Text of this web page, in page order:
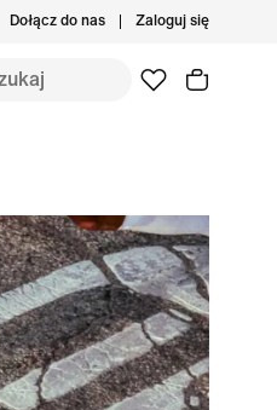
Dołącz do nas Zaloguj się